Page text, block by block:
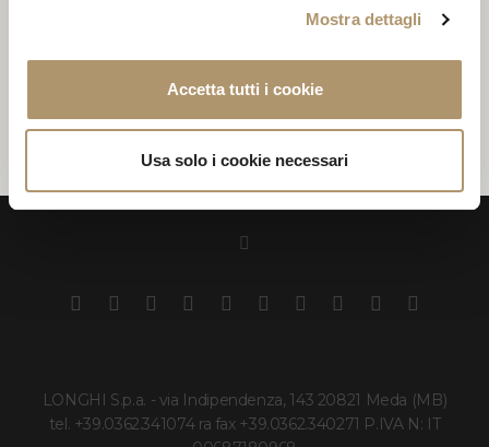
Mostra dettagli
Accetta tutti i cookie
Usa solo i cookie necessari
CAT.H LIZ 3800
LONGHI S.p.a. - via Indipendenza, 143 20821 Meda (MB)
tel. +39.0362.341074 ra fax +39.0362.340271 P.IVA N: IT